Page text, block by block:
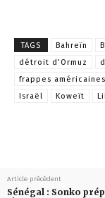
TAGS Bahreïn
détroit d’Ormuz
frappes américaines
Israël
Koweït
Article précédent
Sénégal : Sonko